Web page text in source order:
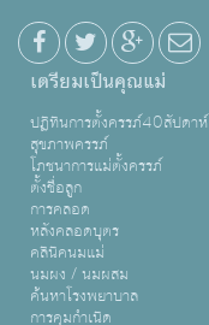
เตรียมเป็นคุณแม่
ปฏิทินการตั้งครรภ์40สัปดาห์
สุขภาพครรภ์
โภชนาการแม่ตั้งครรภ์
ตั้งชื่อลูก
การคลอด
หลังคลอดบุตร
คลินิคนมแม่
นมผง / นมผสม
ค้นหาโรงพยาบาล
การคุมกำเนิด